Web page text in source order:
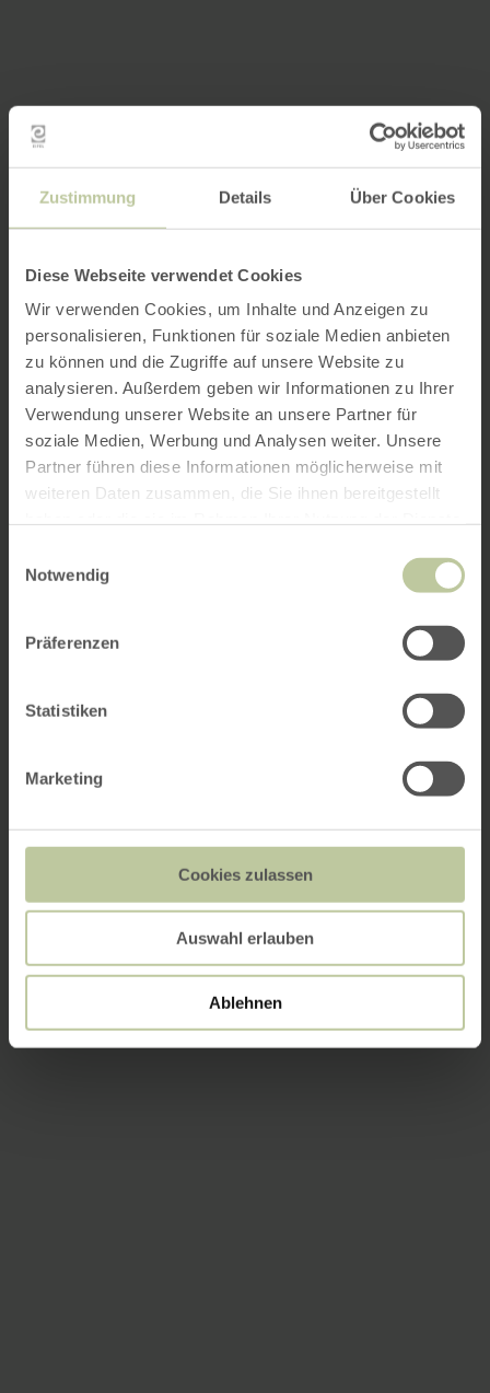
Zustimmung Details Über Cookies
Diese Webseite verwendet Cookies
Wir verwenden Cookies, um Inhalte und Anzeigen zu
personalisieren, Funktionen für soziale Medien anbieten
zu können und die Zugriffe auf unsere Website zu
analysieren. Außerdem geben wir Informationen zu Ihrer
Verwendung unserer Website an unsere Partner für
soziale Medien, Werbung und Analysen weiter. Unsere
Partner führen diese Informationen möglicherweise mit
weiteren Daten zusammen, die Sie ihnen bereitgestellt
Notwendig
Präferenzen
Statistiken
Marketing
Cookies zulassen
Auswahl erlauben
Ablehnen